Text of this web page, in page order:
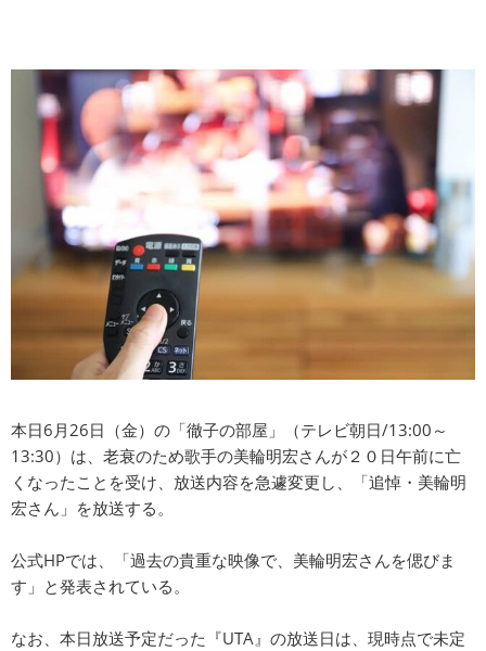
本日6月26日（金）の「徹子の部屋」（テレビ朝日/13:00～
13:30）は、老衰のため歌手の美輪明宏さんが２０日午前に亡
くなったことを受け、放送内容を急遽変更し、「追悼・美輪明
宏さん」を放送する。
公式HPでは、「過去の貴重な映像で、美輪明宏さんを偲びま
す」と発表されている。
なお、本日放送予定だった『UTA』の放送日は、現時点で未定